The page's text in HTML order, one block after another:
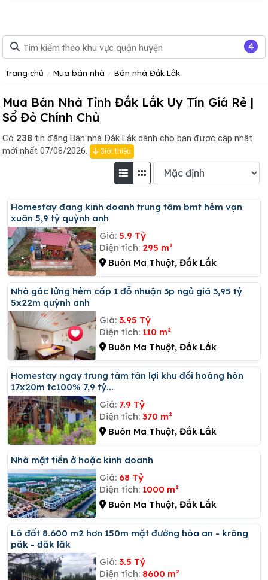
Trang chủ Mua bán nhà Bán nhà Đắk Lắk
Mua Bán Nhà Tỉnh Đắk Lắk Uy Tín Giá Rẻ |
Sổ Đỏ Chính Chủ
Có 238 tin đăng Bán nhà Đắk Lắk dành cho bạn được cập nhật
mới nhất 07/08/2026.
Giới thiệu
Homestay đang kinh doanh trung tâm bmt hẻm vạn
xuân 5,9 tỷ quỳnh anh
Giá: 5.9 Tỷ
Diện tích: 295 m²
Buôn Ma Thuột, Đắk Lắk
Nhà gác lửng hẻm cấp 1 đỗ nhuận 3p ngủ giá 3,95 tỷ
5x22m quỳnh anh
Giá: 3.95 Tỷ
Diện tích: 110 m²
Buôn Ma Thuột, Đắk Lắk
Homestay ngay trung tâm tân lợi khu đồi hoàng hôn
17x20m tc100% 7,9 tỷ...
Giá: 7.9 Tỷ
Diện tích: 370 m²
Buôn Ma Thuột, Đắk Lắk
Nhà mặt tiền ở hoặc kinh doanh
Giá: 68 Tỷ
Diện tích: 1000 m²
Buôn Ma Thuột, Đắk Lắk
Lô đất 8.600 m2 hơn 150m mặt đường hòa an - krông
păk - đăk lăk
Giá: 3.5 Tỷ
Diện tích: 8600 m²
4